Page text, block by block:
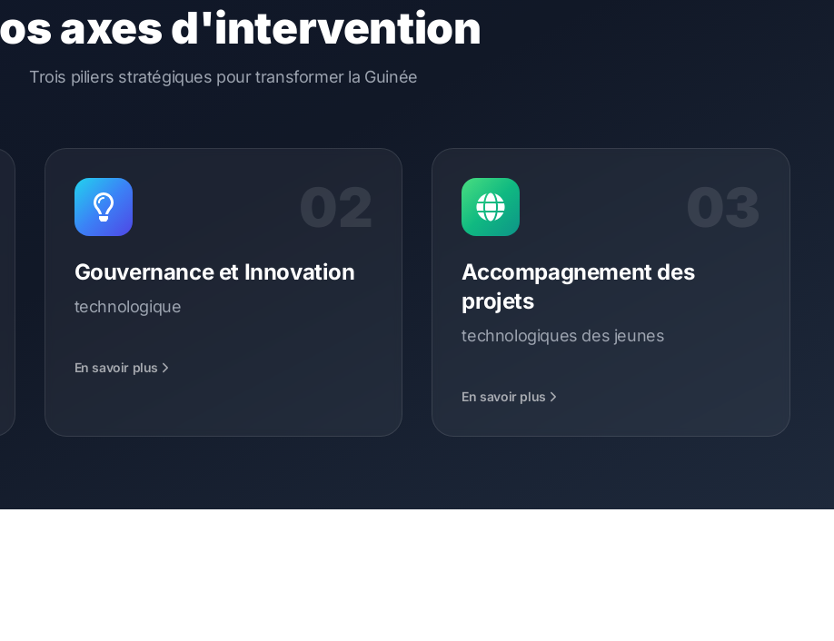
axes d'intervention
Trois piliers stratégiques pour transformer la Guinée
02
Gouvernance et Innovation
technologique
En savoir plus
Accompagnement des
projets
technologiques des jeunes
En savoir plus